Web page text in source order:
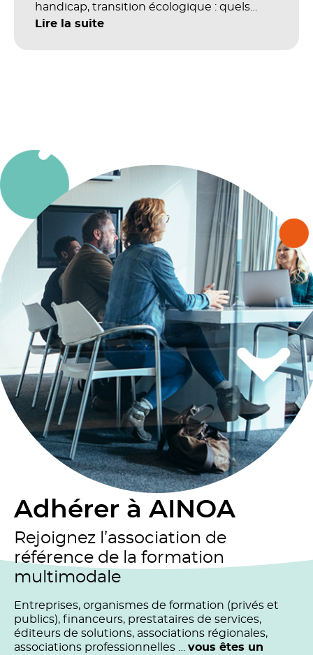
handicap, transition écologique : quels
impacts concrets pour les référentiels dans
Lire la suite
Adhérer à AINOA
Rejoignez l’association de
référence de la formation
multimodale
Entreprises, organismes de formation (privés et
publics), financeurs, prestataires de services,
éditeurs de solutions, associations régionales,
associations professionnelles … vous êtes un